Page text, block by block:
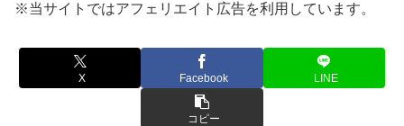
※当サイトではアフェリエイト広告を利用しています。
X Facebook LINE
コピー